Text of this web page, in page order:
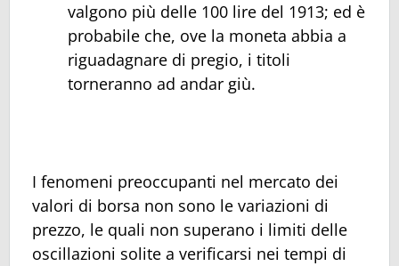
valgono più delle 100 lire del 1913; ed è
probabile che, ove la moneta abbia a
riguadagnare di pregio, i titoli
torneranno ad andar giù.
I fenomeni preoccupanti nel mercato dei
valori di borsa non sono le variazioni di
prezzo, le quali non superano i limiti delle
oscillazioni solite a verificarsi nei tempi di